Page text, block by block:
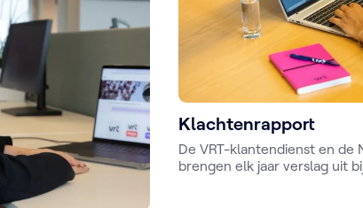
Klachtenrapport
De VRT-klantendienst en de
brengen elk jaar verslag uit